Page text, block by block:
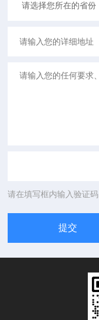
请在填写框内输入验证码